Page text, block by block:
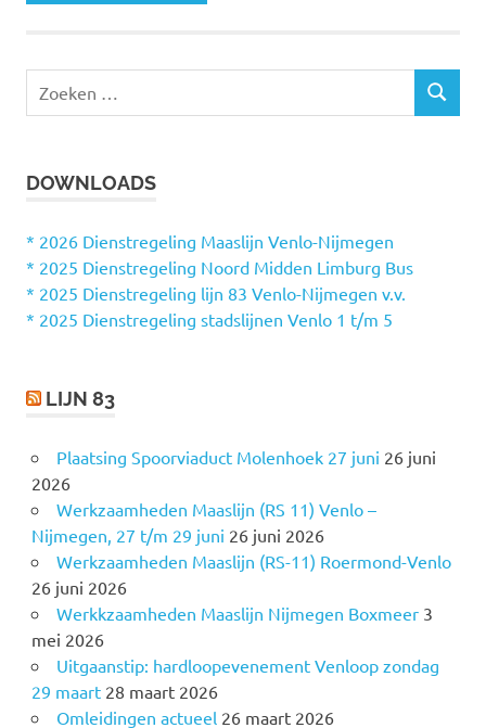
e
n
a
a
r
Z
DOWNLOADS
* 2026 Dienstregeling Maaslijn Venlo-Nijmegen
* 2025 Dienstregeling Noord Midden Limburg Bus
* 2025 Dienstregeling lijn 83 Venlo-Nijmegen v.v.
* 2025 Dienstregeling stadslijnen Venlo 1 t/m 5
LIJN 83
Plaatsing Spoorviaduct Molenhoek 27 juni 26 juni
2026
Werkzaamheden Maaslijn (RS 11) Venlo –
Nijmegen, 27 t/m 29 juni 26 juni 2026
Werkzaamheden Maaslijn (RS-11) Roermond-Venlo
26 juni 2026
Werkkzaamheden Maaslijn Nijmegen Boxmeer 3
mei 2026
Uitgaanstip: hardloopevenement Venloop zondag
29 maart 28 maart 2026
Omleidingen actueel 26 maart 2026